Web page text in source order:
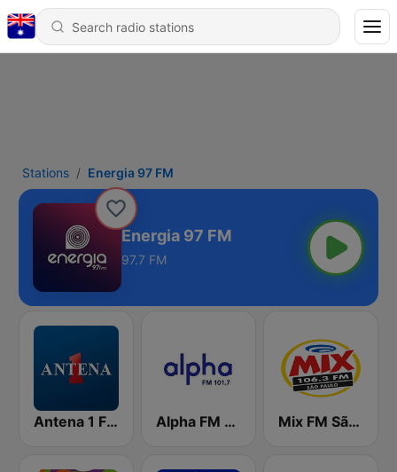
Stations Energia 97 FM
Energia 97 FM
97.7 FM
Antena 1 FM Alpha FM 101.7 Mix FM São Paulo